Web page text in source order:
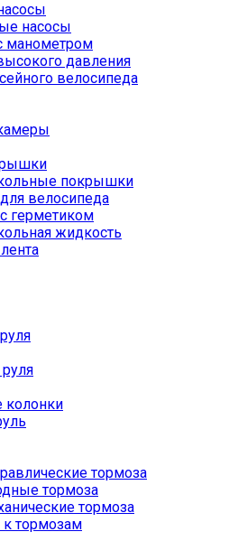
насосы
манометром
давления
велосипеда
покрышки
велосипеда
герметиком
жидкость
колонки
тормоза
тормоза
тормоза
к тормозам